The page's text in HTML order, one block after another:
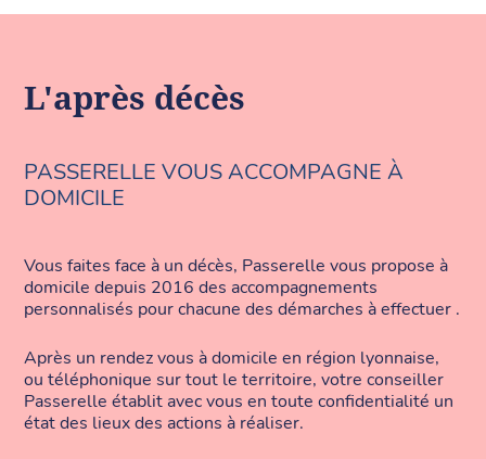
L'après décès
PASSERELLE VOUS ACCOMPAGNE À
DOMICILE
Vous faites face à un décès, Passerelle vous propose à
domicile depuis 2016 des accompagnements
personnalisés pour chacune des démarches à effectuer .
Après un rendez vous à domicile en région lyonnaise,
ou téléphonique sur tout le territoire, votre conseiller
Passerelle établit avec vous en toute confidentialité un
état des lieux des actions à réaliser.